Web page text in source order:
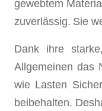
gewebtem
zuverlässig. Sie
Dank ihre
Allgemeinen das
wie Lasten
beibehalten.